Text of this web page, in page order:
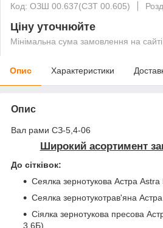
Код: ОЗШ 00.637(СЗТ 00.605)
Ціну уточнюйте
Мінімальна сума замовлення на
Опис Характеристики
Опис
Вал рами СЗ-5,4-06
Широкий асортимент
До сітківок:
Сеялка зернотукова Астра
Сеялка зернотукотрав'яна
Сіялка зернотукова пресова
3,6Б)